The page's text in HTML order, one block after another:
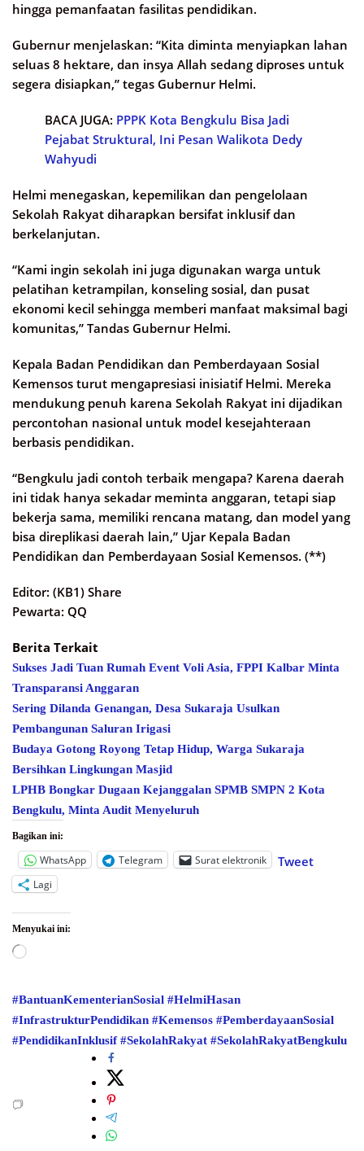
hingga pemanfaatan fasilitas pendidikan.
Gubernur menjelaskan: “Kita diminta menyiapkan lahan
seluas 8 hektare, dan insya Allah sedang diproses untuk
segera disiapkan,” tegas Gubernur Helmi.
BACA JUGA: PPPK Kota Bengkulu Bisa Jadi
Pejabat Struktural, Ini Pesan Walikota Dedy
Wahyudi
Helmi menegaskan, kepemilikan dan pengelolaan
Sekolah Rakyat diharapkan bersifat inklusif dan
berkelanjutan.
“Kami ingin sekolah ini juga digunakan warga untuk
pelatihan ketrampilan, konseling sosial, dan pusat
ekonomi kecil sehingga memberi manfaat maksimal bagi
komunitas,” Tandas Gubernur Helmi.
Kepala Badan Pendidikan dan Pemberdayaan Sosial
Kemensos turut mengapresiasi inisiatif Helmi. Mereka
mendukung penuh karena Sekolah Rakyat ini dijadikan
percontohan nasional untuk model kesejahteraan
berbasis pendidikan.
“Bengkulu jadi contoh terbaik mengapa? Karena daerah
ini tidak hanya sekadar meminta anggaran, tetapi siap
bekerja sama, memiliki rencana matang, dan model yang
bisa direplikasi daerah lain,” Ujar Kepala Badan
Pendidikan dan Pemberdayaan Sosial Kemensos. (**)
Editor: (KB1) Share
Pewarta: QQ
Berita Terkait
Sukses Jadi Tuan Rumah Event Voli Asia, FPPI Kalbar Minta
Transparansi Anggaran
Sering Dilanda Genangan, Desa Sukaraja Usulkan
Pembangunan Saluran Irigasi
Budaya Gotong Royong Tetap Hidup, Warga Sukaraja
Bersihkan Lingkungan Masjid
LPHB Bongkar Dugaan Kejanggalan SPMB SMPN 2 Kota
Bengkulu, Minta Audit Menyeluruh
Bagikan ini:
WhatsApp Telegram Surat elektronik Tweet
Lagi
Menyukai ini:
Memuat...
#BantuanKementerianSosial #HelmiHasan
#InfrastrukturPendidikan #Kemensos #PemberdayaanSosial
#PendidikanInklusif #SekolahRakyat #SekolahRakyatBengkulu